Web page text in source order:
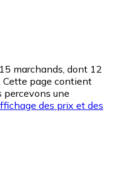
marchands, dont 12
Cette page contient
percevons une
des prix et des